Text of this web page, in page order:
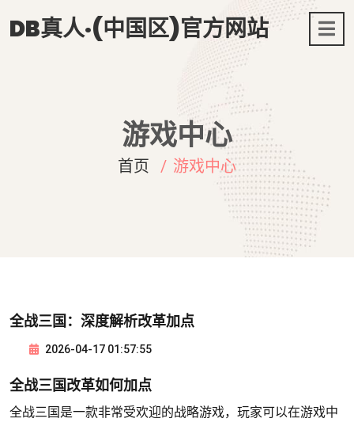
DB真人·(中国区)官方网站
游戏中心
首页 游戏中心
全战三国：深度解析改革加点
2026-04-17 01:57:55
全战三国改革如何加点
全战三国是一款非常受欢迎的战略游戏，玩家可以在游戏中